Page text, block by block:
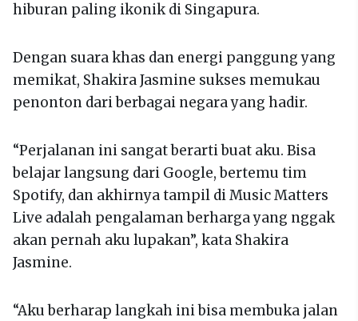
hiburan paling ikonik di Singapura.
Dengan suara khas dan energi panggung yang
memikat, Shakira Jasmine sukses memukau
penonton dari berbagai negara yang hadir.
“Perjalanan ini sangat berarti buat aku. Bisa
belajar langsung dari Google, bertemu tim
Spotify, dan akhirnya tampil di Music Matters
Live adalah pengalaman berharga yang nggak
akan pernah aku lupakan”, kata Shakira
Jasmine.
“Aku berharap langkah ini bisa membuka jalan